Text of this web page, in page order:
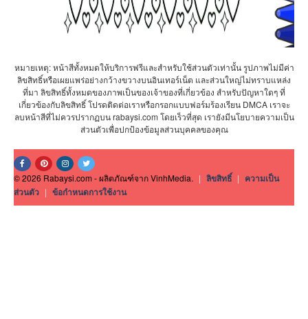
หมายเหตุ: หน้าสีทั้งหมดให้บริการฟรีและสำหรับใช้ส่วนตัวเท่านั้น รูปภาพไม่มีค่า
ลิขสิทธิ์หรือเผยแพร่อย่างกว้างขวางบนอินเทอร์เน็ต และส่วนใหญ่ไม่ทราบแหล่ง
ที่มา ลิขสิทธิ์ทั้งหมดของภาพเป็นของเจ้าของที่เกี่ยวข้อง สำหรับปัญหาใดๆ ที่
เกี่ยวข้องกับลิขสิทธิ์ โปรดติดต่อเราหรือกรอกแบบฟอร์มร้องเรียน DMCA เราจะ
ลบหน้าสีที่ไม่ควรปรากฏบน rabaysi.com โดยเร็วที่สุด เรายังมีนโยบายความเป็น
ส่วนตัวเพื่อปกป้องข้อมูลส่วนบุคคลของคุณ
© 2026 Rabaysi.com - ผลิตภัณฑ์จาก VinhMedia. | ลิขสิทธิ์ | ความเป็น
ส่วนตัว | ข้อกำหนดการใช้งาน